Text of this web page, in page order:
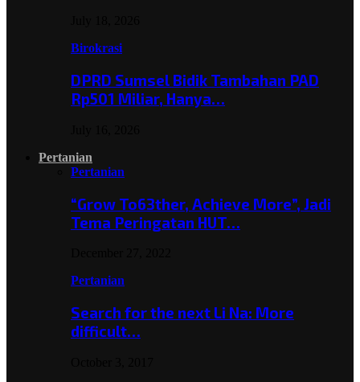
Birokrasi
DPRD Sumsel Bidik Tambahan PAD
Rp501 Miliar, Hanya…
Pertanian
Pertanian
“Grow To63ther, Achieve More”, Jadi
Tema Peringatan HUT…
Pertanian
Search for the next Li Na: More
difficult…